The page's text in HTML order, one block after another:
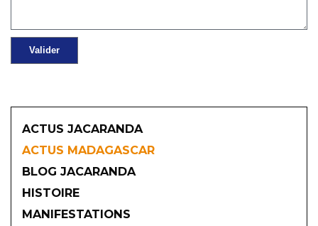
ACTUS JACARANDA
ACTUS MADAGASCAR
BLOG JACARANDA
HISTOIRE
MANIFESTATIONS